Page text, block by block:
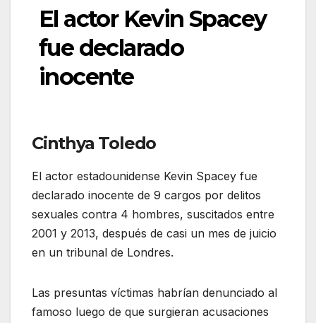
El actor Kevin Spacey
fue declarado
inocente
Cinthya Toledo
El actor estadounidense Kevin Spacey fue
declarado inocente de 9 cargos por delitos
sexuales contra 4 hombres, suscitados entre
2001 y 2013, después de casi un mes de juicio
en un tribunal de Londres.
Las presuntas víctimas habrían denunciado al
famoso luego de que surgieran acusaciones